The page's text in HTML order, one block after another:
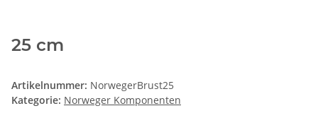
25 cm
Artikelnummer: NorwegerBrust25
Kategorie: Norweger Komponenten